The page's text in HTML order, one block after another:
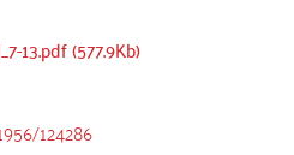
13.pdf (577.9Kb)
124286